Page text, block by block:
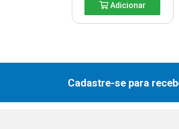
Adicionar
Cadastre-se para